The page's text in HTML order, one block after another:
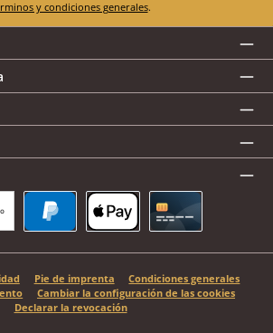
y condiciones generales.
Pie de imprenta
Condiciones generales
Cambiar la configuración de las cookies
Declarar la revocación